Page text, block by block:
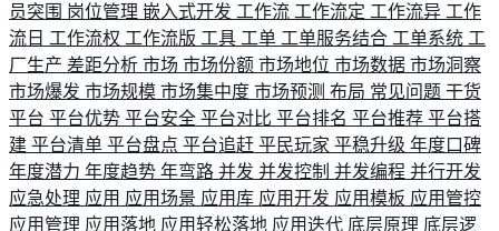
员突围 岗位管理 嵌入式开发 工作流 工作流定 工作流异 工作
流日 工作流权 工作流版 工具 工单 工单服务结合 工单系统 工
厂生产 差距分析 市场 市场份额 市场地位 市场数据 市场洞察
市场爆发 市场规模 市场集中度 市场预测 布局 常见问题 干货
平台 平台优势 平台安全 平台对比 平台排名 平台推荐 平台搭
建 平台清单 平台盘点 平台追赶 平民玩家 平稳升级 年度口碑
年度潜力 年度趋势 年弯路 并发 并发控制 并发编程 并行开发
应急处理 应用 应用场景 应用库 应用开发 应用模板 应用管控
应用管理 应用落地 应用轻松落地 应用迭代 底层原理 底层逻